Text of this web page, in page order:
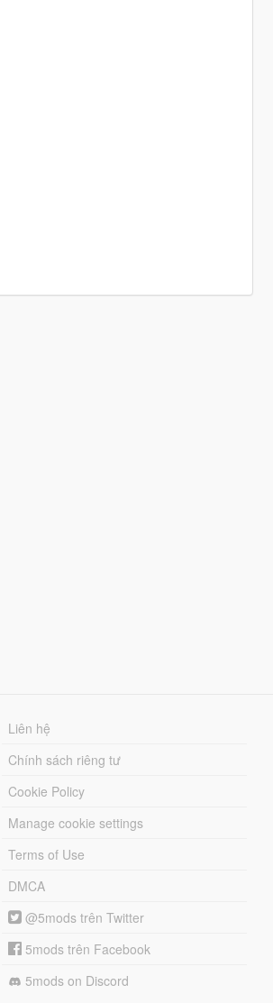
Liên hệ
Chính sách riêng tư
Cookie Policy
Manage cookie settings
Terms of Use
DMCA
@5mods trên Twitter
5mods trên Facebook
5mods on Discord